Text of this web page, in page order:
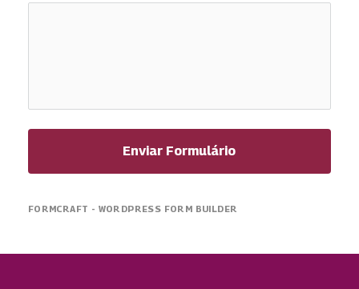
Enviar Formulário
FORMCRAFT - WORDPRESS FORM BUILDER